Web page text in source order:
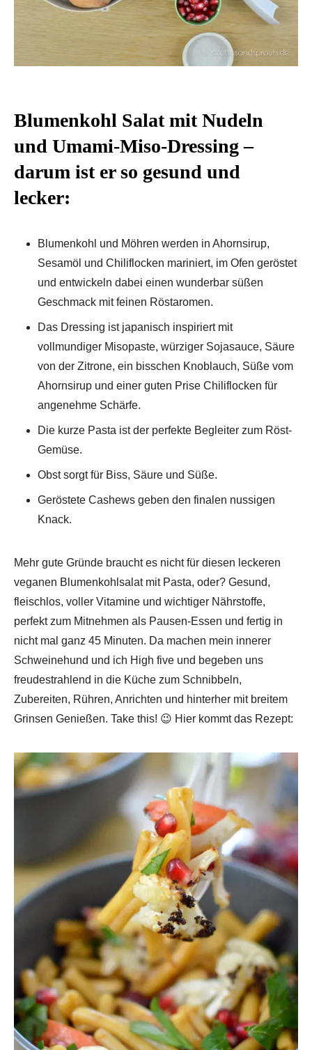
Blumenkohl Salat mit Nudeln
und Umami-Miso-Dressing –
darum ist er so gesund und
lecker:
Blumenkohl und Möhren werden in Ahornsirup,
Sesamöl und Chiliflocken mariniert, im Ofen geröstet
und entwickeln dabei einen wunderbar süßen
Geschmack mit feinen Röstaromen.
Das Dressing ist japanisch inspiriert mit
vollmundiger Misopaste, würziger Sojasauce, Säure
von der Zitrone, ein bisschen Knoblauch, Süße vom
Ahornsirup und einer guten Prise Chiliflocken für
angenehme Schärfe.
Die kurze Pasta ist der perfekte Begleiter zum Röst-
Gemüse.
Obst sorgt für Biss, Säure und Süße.
Geröstete Cashews geben den finalen nussigen
Knack.
Mehr gute Gründe braucht es nicht für diesen leckeren
veganen Blumenkohlsalat mit Pasta, oder? Gesund,
fleischlos, voller Vitamine und wichtiger Nährstoffe,
perfekt zum Mitnehmen als Pausen-Essen und fertig in
nicht mal ganz 45 Minuten. Da machen mein innerer
Schweinehund und ich High five und begeben uns
freudestrahlend in die Küche zum Schnibbeln,
Zubereiten, Rühren, Anrichten und hinterher mit breitem
Grinsen Genießen. Take this! 😉 Hier kommt das Rezept: